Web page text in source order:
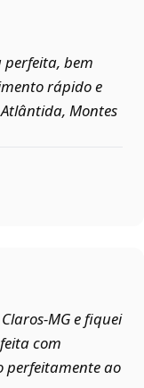
bem
rápido e
Montes
e fiquei
com
perfeitamente ao